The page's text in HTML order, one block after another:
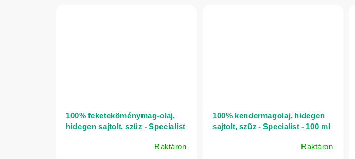
100% feketeköménymag-olaj,
hidegen sajtolt, szűz - Specialist
Raktáron
100% kendermagolaj, hidegen
sajtolt, szűz - Specialist - 100 ml
Raktáron